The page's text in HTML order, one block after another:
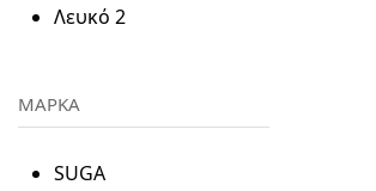
Λευκό 2
ΜΑΡΚΑ
SUGA